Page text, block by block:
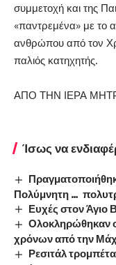
συμμετοχή και της
«παντρεμένα» με το
ανθρώπου από τον
παλιός κατηχητής.
ΑΠΟ ΤΗΝ ΙΕΡΑ
Ίσως να
Πολύμνητη …
Ευχές στον Άγιο
Ολοκληρώθηκαν
χρόνων από την
Ρεσιτάλ